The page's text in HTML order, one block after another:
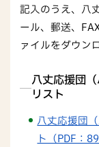
記入のうえ、八
ール、郵送、
ァイルをダウン
八丈応援団
リスト
八丈応援団
ト（PDF：